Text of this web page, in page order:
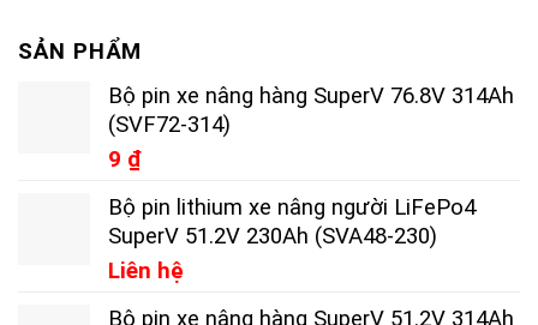
SẢN PHẨM
Bộ pin xe nâng hàng SuperV 76.8V 314Ah
(SVF72-314)
9 ₫
Bộ pin lithium xe nâng người LiFePo4
SuperV 51.2V 230Ah (SVA48-230)
Liên hệ
Bộ pin xe nâng hàng SuperV 51.2V 314Ah